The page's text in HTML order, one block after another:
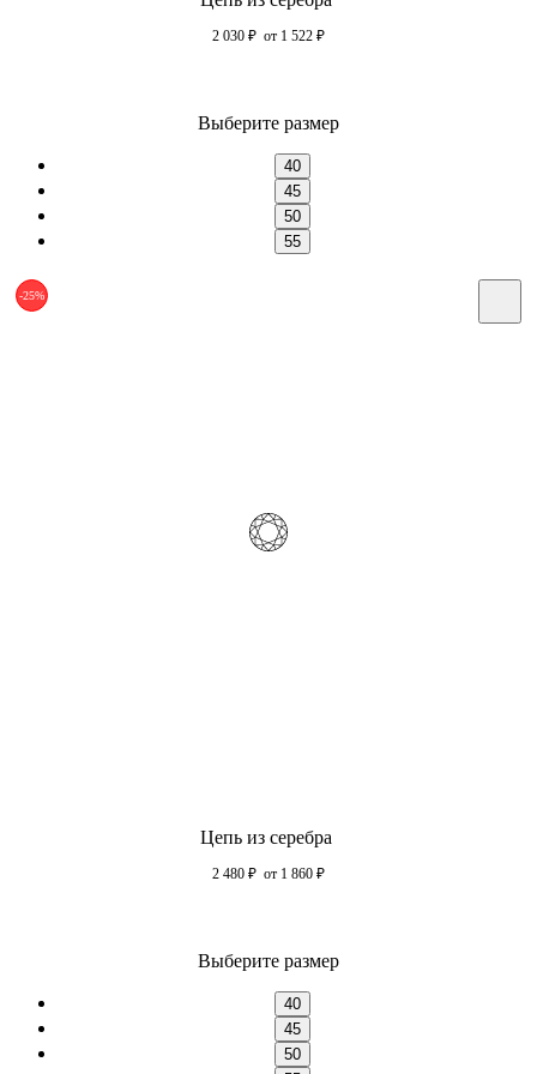
2 030 ₽ от 1 522 ₽
Выберите размер
40
45
50
55
-25%
Цепь из серебра
2 480 ₽ от 1 860 ₽
Выберите размер
40
45
50